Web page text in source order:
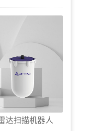
达扫描机器人